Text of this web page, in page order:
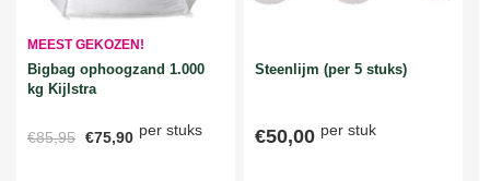
MEEST GEKOZEN!
Bigbag ophoogzand 1.000
kg Kijlstra
€85,95 €75,90 per stuks
Steenlijm (per 5 stuks)
€50,00 per stuk